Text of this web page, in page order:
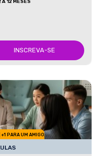
A 12 MESES
INSCREVA-SE
PARA UM AMIGO